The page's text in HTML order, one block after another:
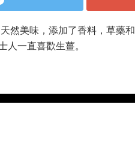
然美味，添加了香料，草藥
一直喜歡生薑。